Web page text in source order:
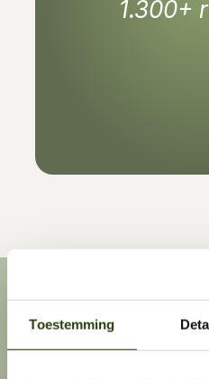
Toestemming
1.300+